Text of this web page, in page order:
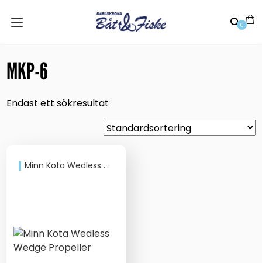
0
MKP-6
Endast ett sökresultat
Minn Kota Wedless Wedge Propeller